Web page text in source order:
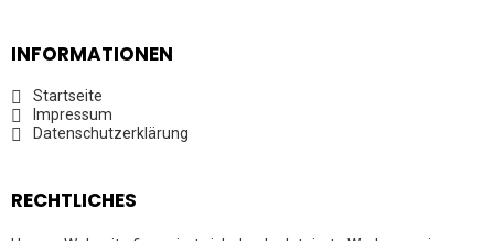
INFORMATIONEN
Startseite
Impressum
Datenschutzerklärung
RECHTLICHES